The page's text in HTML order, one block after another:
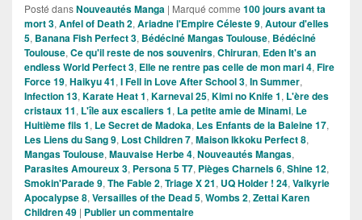
Posté dansNouveautés Manga | Marqué comme 100 jours avant ta
mort 3, Anfel of Death 2, Ariadne l'Empire Céleste 9, Autour d'elles
5, Banana Fish Perfect 3, Bédéciné Mangas Toulouse, Bédéciné
Toulouse, Ce qu'il reste de nos souvenirs, Chiruran, Eden It's an
endless World Perfect 3, Elle ne rentre pas celle de mon mari 4, Fire
Force 19, Haikyu 41, I Fell in Love After School 3, In Summer,
Infection 13, Karate Heat 1, Karneval 25, Kimi no Knife 1, L'ère des
cristaux 11, L'île aux escaliers 1, La petite amie de Minami, Le
Huitième fils 1, Le Secret de Madoka, Les Enfants de la Baleine 17,
Les Liens du Sang 9, Lost Children 7, Maison Ikkoku Perfect 8,
Mangas Toulouse, Mauvaise Herbe 4, Nouveautés Mangas,
Parasites Amoureux 3, Persona 5 T7, Pièges Charnels 6, Shine 12,
Smokin'Parade 9, The Fable 2, Triage X 21, UQ Holder ! 24, Valkyrie
Apocalypse 8, Versailles of the Dead 5, Wombs 2, Zettai Karen
Children 49 | Publier un commentaire